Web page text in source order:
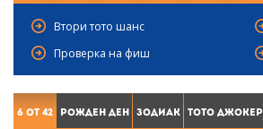
Втори тото шанс
Проверка на фиш
6 от 42 Рожден ден Зодиак Тото Джокер